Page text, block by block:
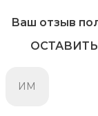
Ваш отзыв